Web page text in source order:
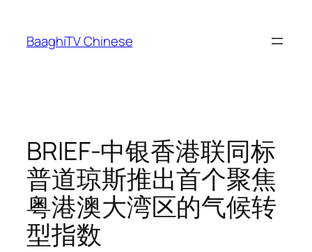
content
BaaghiTV Chinese
BRIEF-中银香港联同标
普道琼斯推出首个聚焦
粤港澳大湾区的气候转
型指数